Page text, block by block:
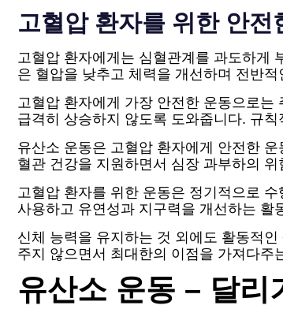
고혈압 환자를 위한 안전
고혈압 환자에게는 심혈관계를 과도하게
은 혈압을 낮추고 체력을 개선하며 전반
고혈압 환자에게 가장 안전한 운동으로는
급격히 상승하지 않도록 도와줍니다. 규
유산소 운동은 고혈압 환자에게 안전한
혈관 건강을 지원하면서 심장 과부하의
고혈압 환자를 위한 운동은 정기적으로
사용하고 유연성과 지구력을 개선하는 활
신체 능력을 유지하는 것 외에도 활동적
주지 않으면서 최대한의 이점을 가져다
유산소 운동 – 달리